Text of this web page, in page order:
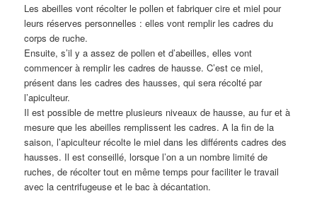
Les abeilles vont récolter le pollen et fabriquer cire et miel pour
leurs réserves personnelles : elles vont remplir les cadres du
corps de ruche.
Ensuite, s’il y a assez de pollen et d’abeilles, elles vont
commencer à remplir les cadres de hausse. C’est ce miel,
présent dans les cadres des hausses, qui sera récolté par
l’apiculteur.
Il est possible de mettre plusieurs niveaux de hausse, au fur et à
mesure que les abeilles remplissent les cadres. A la fin de la
saison, l’apiculteur récolte le miel dans les différents cadres des
hausses. Il est conseillé, lorsque l’on a un nombre limité de
ruches, de récolter tout en même temps pour faciliter le travail
avec la centrifugeuse et le bac à décantation.